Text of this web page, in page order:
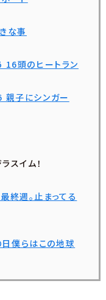
な事
16頭のヒートラン
親子にシンガー
スイム！
週。止まってる
僕らはこの地球